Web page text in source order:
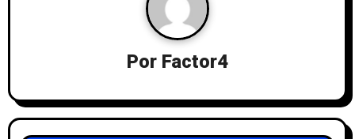
Por Factor4